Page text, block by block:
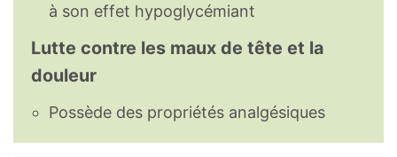
à son effet hypoglycémiant
Lutte contre les maux de tête et la
douleur
Possède des propriétés analgésiques